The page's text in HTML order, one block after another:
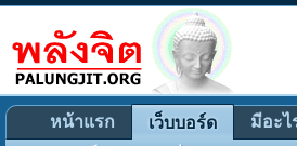
หน้าแรก เว็บบอร์ด มีอะไ